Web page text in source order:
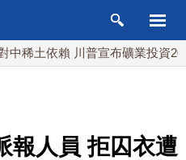
依賴 川普宣布礦業投資20億美元
報人員 拒囚衣遭